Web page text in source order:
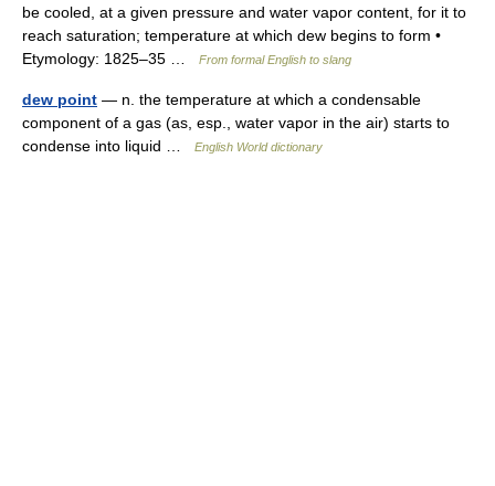
be cooled, at a given pressure and water vapor content, for it to
reach saturation; temperature at which dew begins to form •
Etymology: 1825–35 …
From formal English to slang
dew point — n. the temperature at which a condensable
component of a gas (as, esp., water vapor in the air) starts to
condense into liquid …
English World dictionary